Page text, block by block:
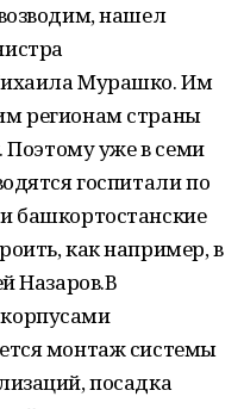
нашел
Мурашко. Им
регионам страны
Поэтому уже в семи
госпитали по
башкортостанские
как например, в
Назаров.В
монтаж системы
посадка